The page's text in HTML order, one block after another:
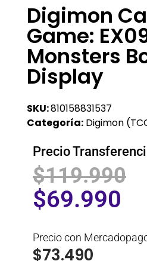
Digimon
Game:
Monsters
Display
SKU:810158831537
Categoría: Digimon
Precio
$119.990
$69.990
Precio con
$73.490